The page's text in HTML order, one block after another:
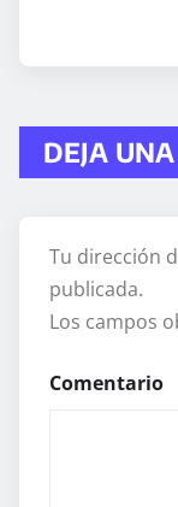
DEJA
Tu dirección
publicada.
Los campos
Comentario